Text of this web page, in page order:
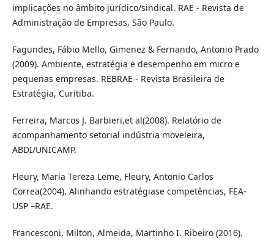
implicações no âmbito jurídico/sindical. RAE - Revista de
Administração de Empresas, São Paulo.
Fagundes, Fábio Mello, Gimenez & Fernando, Antonio Prado
(2009). Ambiente, estratégia e desempenho em micro e
pequenas empresas. REBRAE - Revista Brasileira de
Estratégia, Curitiba.
Ferreira, Marcos J. Barbieri,et al(2008). Relatório de
acompanhamento setorial indústria moveleira,
ABDI/UNICAMP.
Fleury, Maria Tereza Leme, Fleury, Antonio Carlos
Correa(2004). Alinhando estratégiase competências, FEA-
USP –RAE.
Francesconi, Milton, Almeida, Martinho I. Ribeiro (2016).